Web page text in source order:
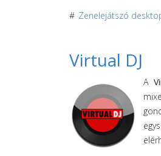
# Zenelejátszó
Virtual DJ
A